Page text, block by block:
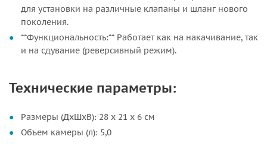
для установки на различные клапаны и шланг нового
поколения.
**Функциональность:** Работает как на накачивание, так
и на сдувание (реверсивный режим).
Технические параметры:
Размеры (ДхШхВ): 28 х 21 х 6 см
Объем камеры (л): 5,0